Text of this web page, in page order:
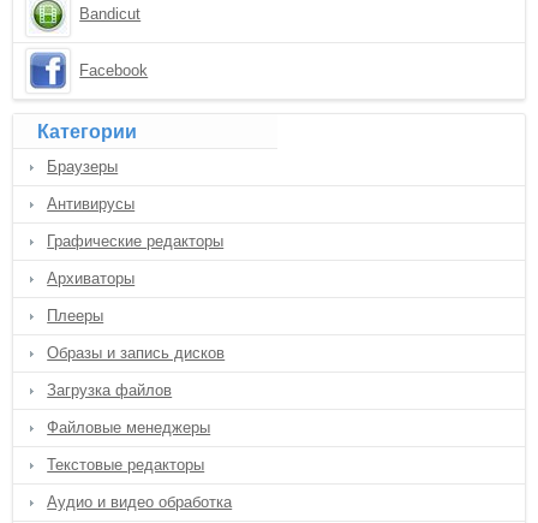
Bandicut
Facebook
Категории
Браузеры
Антивирусы
Графические редакторы
Архиваторы
Плееры
Образы и запись дисков
Загрузка файлов
Файловые менеджеры
Текстовые редакторы
Аудио и видео обработка